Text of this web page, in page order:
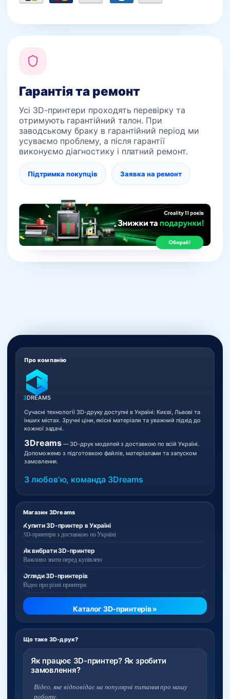
Гарантія та ремонт
Усі 3D-принтери проходять перевірку та
отримують гарантійний талон. При
заводському браку в гарантійний період ми
усуваємо проблему, а після гарантії
виконуємо діагностику і платний ремонт.
Підтримка покупців Заявка на ремонт
Магазин 3Dreams
Купити 3D-принтер в Україні
3D-принтери з доставкою по Україні
Як вибрати 3D-принтер
Важливо знати перед купівлею
Огляди 3D-принтерів
Відео про різні принтери
Каталог 3D-принтерів »
Що таке 3D-друк?
Як працює 3D-принтер? Як зробити
замовлення?
Відео, яке відповідає на популярні питання про нашу
роботу.
Про компанію
3DREAMS
Сучасні технології 3D-друку доступні в Україні: Києві, Львові та
інших містах. Зручні ціни, якісні матеріали та уважний підхід до
кожної задачі.
3Dreams— 3D-друк моделей з доставкою по всій Україні.
Допоможемо з підготовкою файлів, матеріалами та запуском
замовлення.
З любовʼю, команда 3Dreams